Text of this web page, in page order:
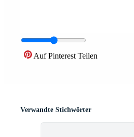
Auf Pinterest Teilen
Verwandte Stichwörter